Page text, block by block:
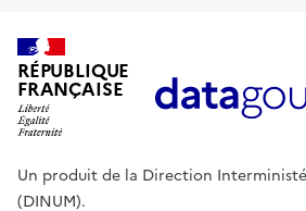
RÉPUBLIQUE
FRANÇAISE
Un produit de la Direction
(DINUM).